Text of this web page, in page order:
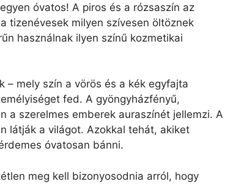
óvatos! A piros és a rózsaszín az
tizenévesek milyen szívesen öltöznek
használnak ilyen színű kozmetikai
– mely szín a vörös és a kék egyfajta
fed. A gyöngyházfényű,
a szerelmes emberek auraszínét jellemzi. A
látják a világot. Azokkal tehát, akiket
óvatosan bánni.
meg kell bizonyosodnia arról, hogy